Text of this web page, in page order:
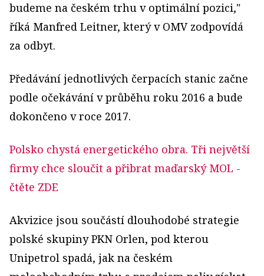
budeme na českém trhu v optimální pozici,"
říká Manfred Leitner, který v OMV zodpovídá
za odbyt.
Předávání jednotlivých čerpacích stanic začne
podle očekávání v průběhu roku 2016 a bude
dokončeno v roce 2017.
Polsko chystá energetického obra. Tři největší
firmy chce sloučit a přibrat maďarský MOL -
čtěte ZDE
Akvizice jsou součástí dlouhodobé strategie
polské skupiny PKN Orlen, pod kterou
Unipetrol spadá, jak na českém